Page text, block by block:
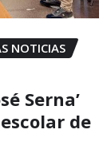
NOTICIAS
Serna’
de